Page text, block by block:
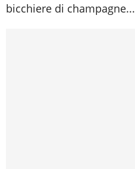
bicchiere di champagne...